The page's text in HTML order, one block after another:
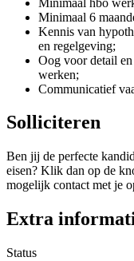
Minimaal 6
Kennis van
en regelgeving;
Oog voor detail
werken;
Communicatief
Solliciteren
Ben jij de perfecte
eisen? Klik dan op de
mogelijk contact met je
Extra
Status